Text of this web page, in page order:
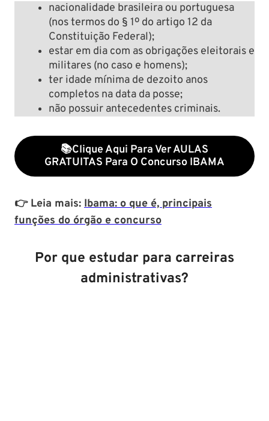
nacionalidade brasileira ou portuguesa
(nos termos do § 1º do artigo 12 da
Constituição Federal);
estar em dia com as obrigações eleitorais e
militares (no caso e homens);
ter idade mínima de dezoito anos
completos na data da posse;
não possuir antecedentes criminais.
📚clique Aqui Para Ver AULAS
GRATUITAS Para O Concurso IBAMA
👉 Leia mais: Ibama: o que é, principais
funções do órgão e concurso
Por que estudar para carreiras
administrativas?